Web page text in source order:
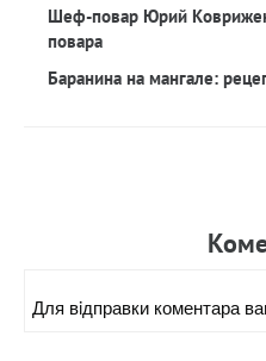
Шеф-повар Юрий
повара
Баранина на мангале:
Для вiдправки коментара